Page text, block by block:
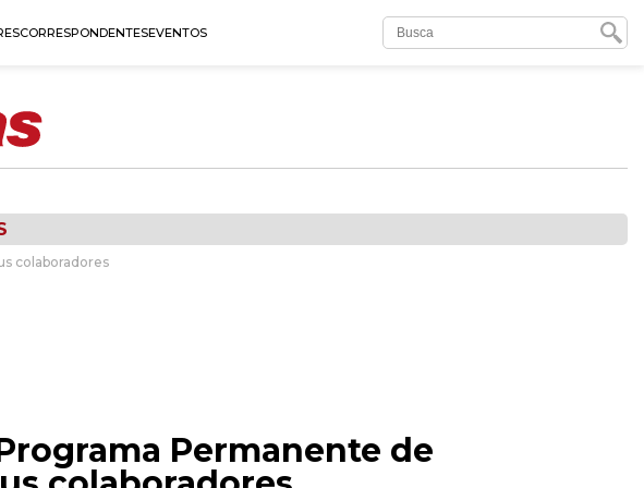
CORRESPONDENTESEVENTOS
colaboradores
Permanente de